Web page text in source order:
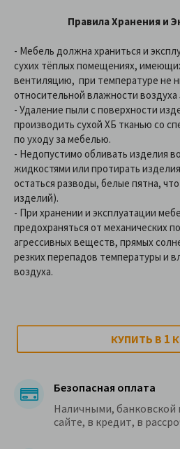
Правила Хранения и
- Мебель должна храниться и
сухих тёплых помещениях,
вентиляцию, при температуре не
относительной влажности воздуха
- Удаление пыли с поверхности
производить сухой ХБ тканью со
по уходу за мебелью.
- Недопустимо обливать изделия
жидкостями или протирать
остаться разводы, белые пятна,
изделий).
- При хранении и эксплуатации
предохраняться от механических
агрессивных веществ, прямых
резких перепадов температуры и
воздуха.
КУПИТЬ В 1
Безопасная оплата
Наличными, банковской
сайте, в кредит, в